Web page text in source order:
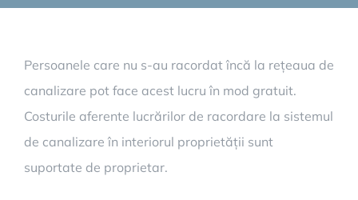
Persoanele care nu s-au racordat încă la rețeaua de
canalizare pot face acest lucru în mod gratuit.
Costurile aferente lucrărilor de racordare la sistemul
de canalizare în interiorul proprietății sunt
suportate de proprietar.